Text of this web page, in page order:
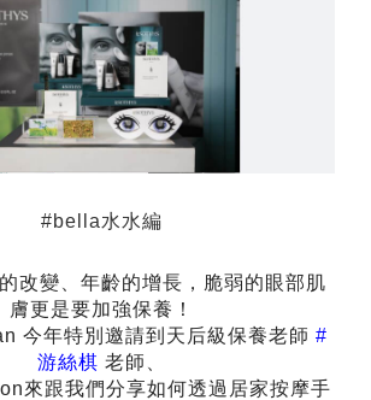
#bella水水編
改變、年齡的增長，脆弱的眼部肌
膚更是要加強保養！
今年特別邀請到天后級保養老師 #
游絲棋 老師、
來跟我們分享如何透過居家按摩手